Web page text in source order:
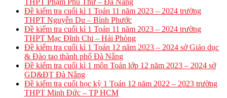
THPT Phạm Phú Thứ – Đà Nẵng
Đề kiểm tra cuối kì 1 Toán 11 năm 2023 – 2024 trường
THPT Nguyễn Du – Bình Phước
Đề kiểm tra cuối kì 1 Toán 11 năm 2023 – 2024 trường
THPT Mạc Đĩnh Chi – Hải Phòng
Đề kiểm tra cuối kì 1 Toán 12 năm 2023 – 2024 sở Giáo dục
& Đào tao thành phố Đà Nẵng
Đề kiểm tra cuối kì 1 môn Toán lớp 12 năm 2023 – 2024 sở
GD&ĐT Đà Nẵng
Đề kiểm tra cuối học kỳ 1 Toán 12 năm 2022 – 2023 trường
THPT Minh Đức – TP HCM